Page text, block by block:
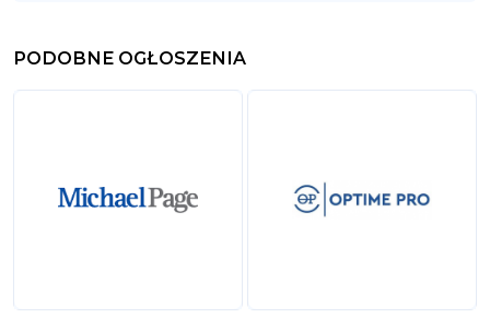
PODOBNE OGŁOSZENIA